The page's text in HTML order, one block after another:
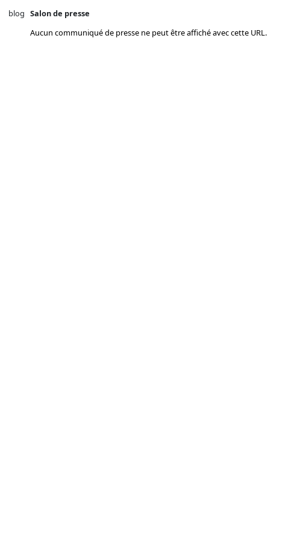
blog Salon de presse
Aucun communiqué de presse ne peut être affiché avec cette URL.